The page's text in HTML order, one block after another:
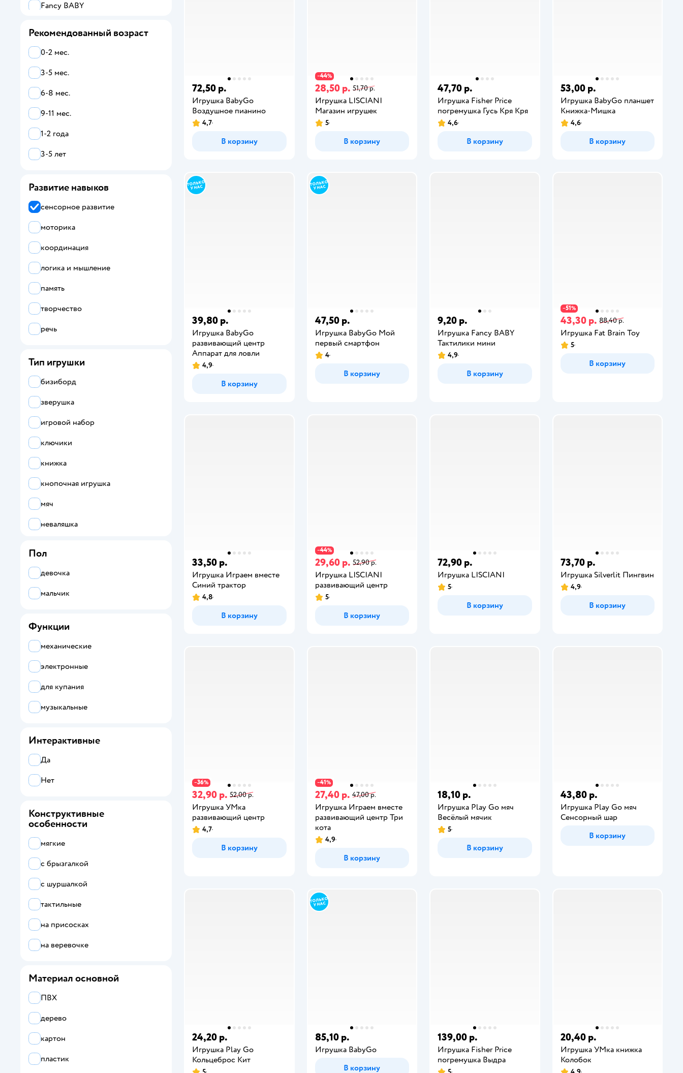
72,50 р.
Игрушка BabyGo
Воздушное пианино
4,7
В корзину
−44%
28,50 р. 51,70 р.
Игрушка LISCIANI
Магазин игрушек
5
В корзину
47,70 р.
Игрушка Fisher Price
погремушка Гусь Кря Кря
4,6
В корзину
53,00 р.
Игрушка BabyGo планшет
Книжка-Мишка
4,6
В корзину
39,80 р.
Игрушка BabyGo
развивающий центр
Аппарат для ловли
4,9
В корзину
47,50 р.
Игрушка BabyGo Мой
первый смартфон
4
В корзину
9,20 р.
Игрушка Fancy BABY
Тактилики мини
4,9
В корзину
−51%
43,30 р. 88,40 р.
Игрушка Fat Brain Toy
5
В корзину
33,50 р.
Игрушка Играем вместе
Синий трактор
4,8
В корзину
−44%
29,60 р. 52,90 р.
Игрушка LISCIANI
развивающий центр
5
В корзину
72,90 р.
Игрушка LISCIANI
5
В корзину
73,70 р.
Игрушка Silverlit Пингвин
4,9
В корзину
−36%
32,90 р. 52,00 р.
Игрушка УМка
развивающий центр
4,7
В корзину
−41%
27,40 р. 47,00 р.
Игрушка Играем вместе
развивающий центр Три
кота
4,9
В корзину
18,10 р.
Игрушка Play Go мяч
Весёлый мячик
5
В корзину
43,80 р.
Игрушка Play Go мяч
Сенсорный шар
В корзину
24,20 р.
Игрушка Play Go
Кольцеброс Кит
85,10 р.
Игрушка BabyGo
В корзину
139,00 р.
Игрушка Fisher Price
погремушка Выдра
20,40 р.
Игрушка УМка книжка
Колобок
Fancy BABY
Все
alilo
Attivio
BabyGo
Chicco
Fancy BABY
Fat Brain
INFANTINO
LISCIANI
Play Go
Silverlit
Играем вместе
Стеллар
УМка
Рекомендованный возраст
0-2 мес.
3-5 мес.
6-8 мес.
9-11 мес.
1-2 года
3-5 лет
Развитие навыков
сенсорное развитие
моторика
координация
логика и мышление
память
творчество
речь
Тип игрушки
бизиборд
зверушка
игровой набор
ключики
книжка
кнопочная игрушка
мяч
неваляшка
пульт
развивающий центр
руль
сортер
телефон
Пол
девочка
мальчик
Функции
механические
электронные
для купания
музыкальные
Интерактивные
Да
Нет
Конструктивные
особенности
мягкие
с брызгалкой
с шуршалкой
тактильные
на присосках
на веревочке
Материал основной
ПВХ
дерево
картон
пластик